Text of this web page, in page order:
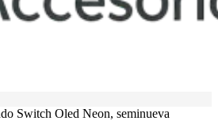
Switch Oled Neon, seminueva